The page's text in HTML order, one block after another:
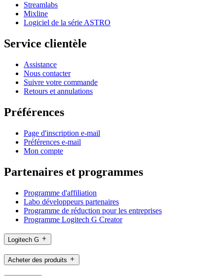
Streamlabs
Mixline
Logiciel de la série ASTRO
Service clientèle
Assistance
Nous contacter
Suivre votre commande
Retours et annulations
Préférences
Page d'inscription e-mail
Préférences e-mail
Mon compte
Partenaires et programmes
Programme d'affiliation
Labo développeurs partenaires
Programme de réduction pour les entreprises
Programme Logitech G Creator
Logitech G
Acheter des produits